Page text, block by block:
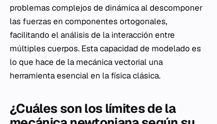
problemas complejos de dinámica al descomponer
las fuerzas en componentes ortogonales,
facilitando el análisis de la interacción entre
múltiples cuerpos. Esta capacidad de modelado es
lo que hace de la mecánica vectorial una
herramienta esencial en la física clásica.
¿Cuáles son los límites de la